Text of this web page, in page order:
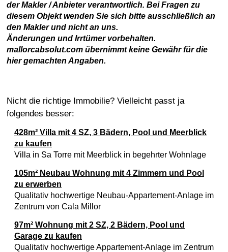
der Makler / Anbieter verantwortlich. Bei Fragen zu
diesem Objekt wenden Sie sich bitte ausschließlich an
den Makler und nicht an uns.
Änderungen und Irrtümer vorbehalten.
mallorcabsolut.com übernimmt keine Gewähr für die
hier gemachten Angaben.
Nicht die richtige Immobilie? Vielleicht passt ja
folgendes besser:
428m² Villa mit 4 SZ, 3 Bädern, Pool und Meerblick
zu kaufen
Villa in Sa Torre mit Meerblick in begehrter Wohnlage
105m² Neubau Wohnung mit 4 Zimmern und Pool
zu erwerben
Qualitativ hochwertige Neubau-Appartement-Anlage im
Zentrum von Cala Millor
97m² Wohnung mit 2 SZ, 2 Bädern, Pool und
Garage zu kaufen
Qualitativ hochwertige Appartement-Anlage im Zentrum